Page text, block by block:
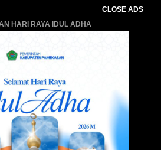
CLOSE ADS
HARI RAYA IDUL ADHA